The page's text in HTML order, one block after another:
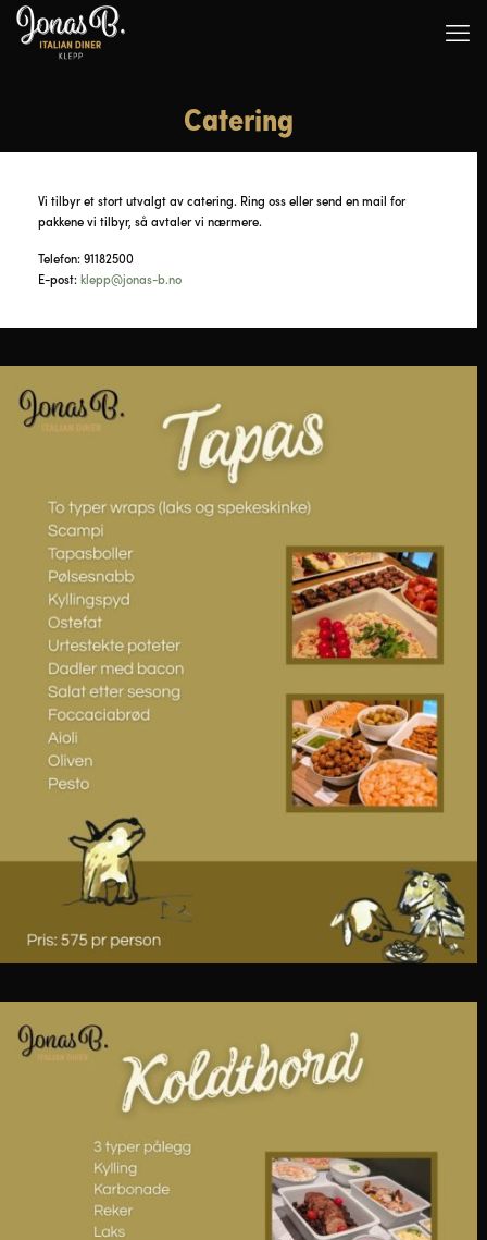
Catering
Vi tilbyr et stort utvalgt av catering. Ring oss eller send en mail for
pakkene vi tilbyr, så avtaler vi nærmere.
Telefon:91182500
E-post:klepp@jonas-b.no